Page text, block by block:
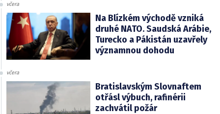
včera
Na Blízkém východě vzniká
druhé NATO. Saudská Arábie,
Turecko a Pákistán uzavřely
významnou dohodu
včera
Bratislavským Slovnaftem
otřásl výbuch, rafinérii
zachvátil požár